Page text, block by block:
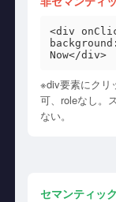
<div
Now</div>
※div要素にクリ
可、roleなし。
ない。
セマンティッ